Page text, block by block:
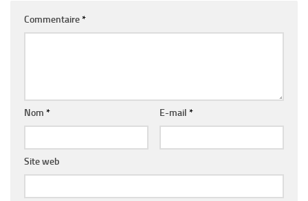
Commentaire*
Nom * E-mail *
Site web